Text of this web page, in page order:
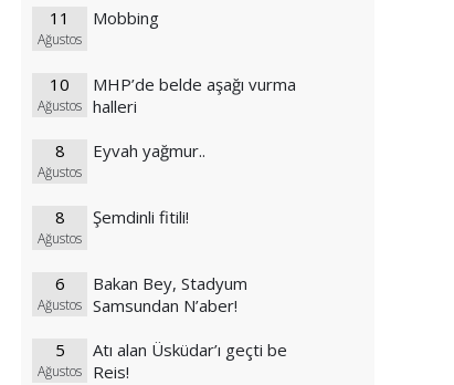
11
Ağustos
Mobbing
10
Ağustos
MHP’de belde aşağı vurma
halleri
8
Ağustos
Eyvah yağmur..
8
Ağustos
Şemdinli fitili!
6
Ağustos
Bakan Bey, Stadyum
Samsundan N’aber!
5
Ağustos
Atı alan Üsküdar’ı geçti be
Reis!